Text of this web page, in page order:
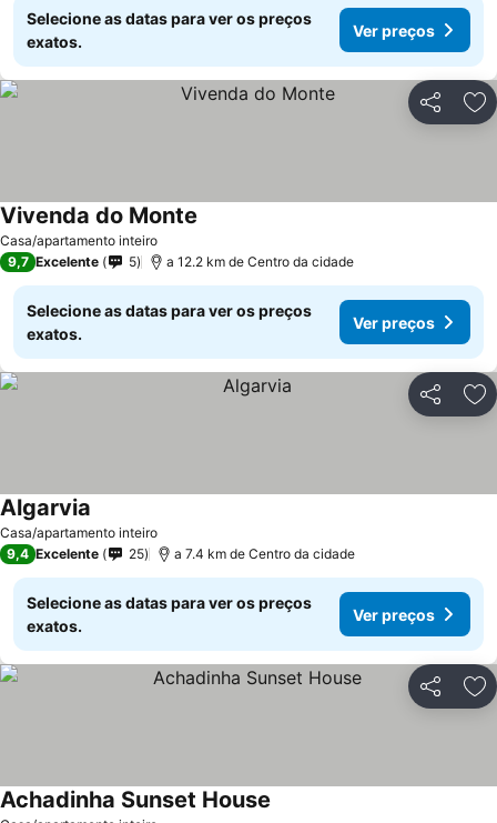
Selecione as datas para ver os preços
exatos.
Ver preços
Partilhar
Casa/apartamento inteiro
Vivenda do Monte
9,7 Excelente 5 a 12.2 km de Centro da cidade
Selecione as datas para ver os preços
exatos.
Ver preços
Partilhar
Casa/apartamento inteiro
Algarvia
9,4 Excelente 25 a 7.4 km de Centro da cidade
Selecione as datas para ver os preços
exatos.
Ver preços
Partilhar
Achadinha Sunset House